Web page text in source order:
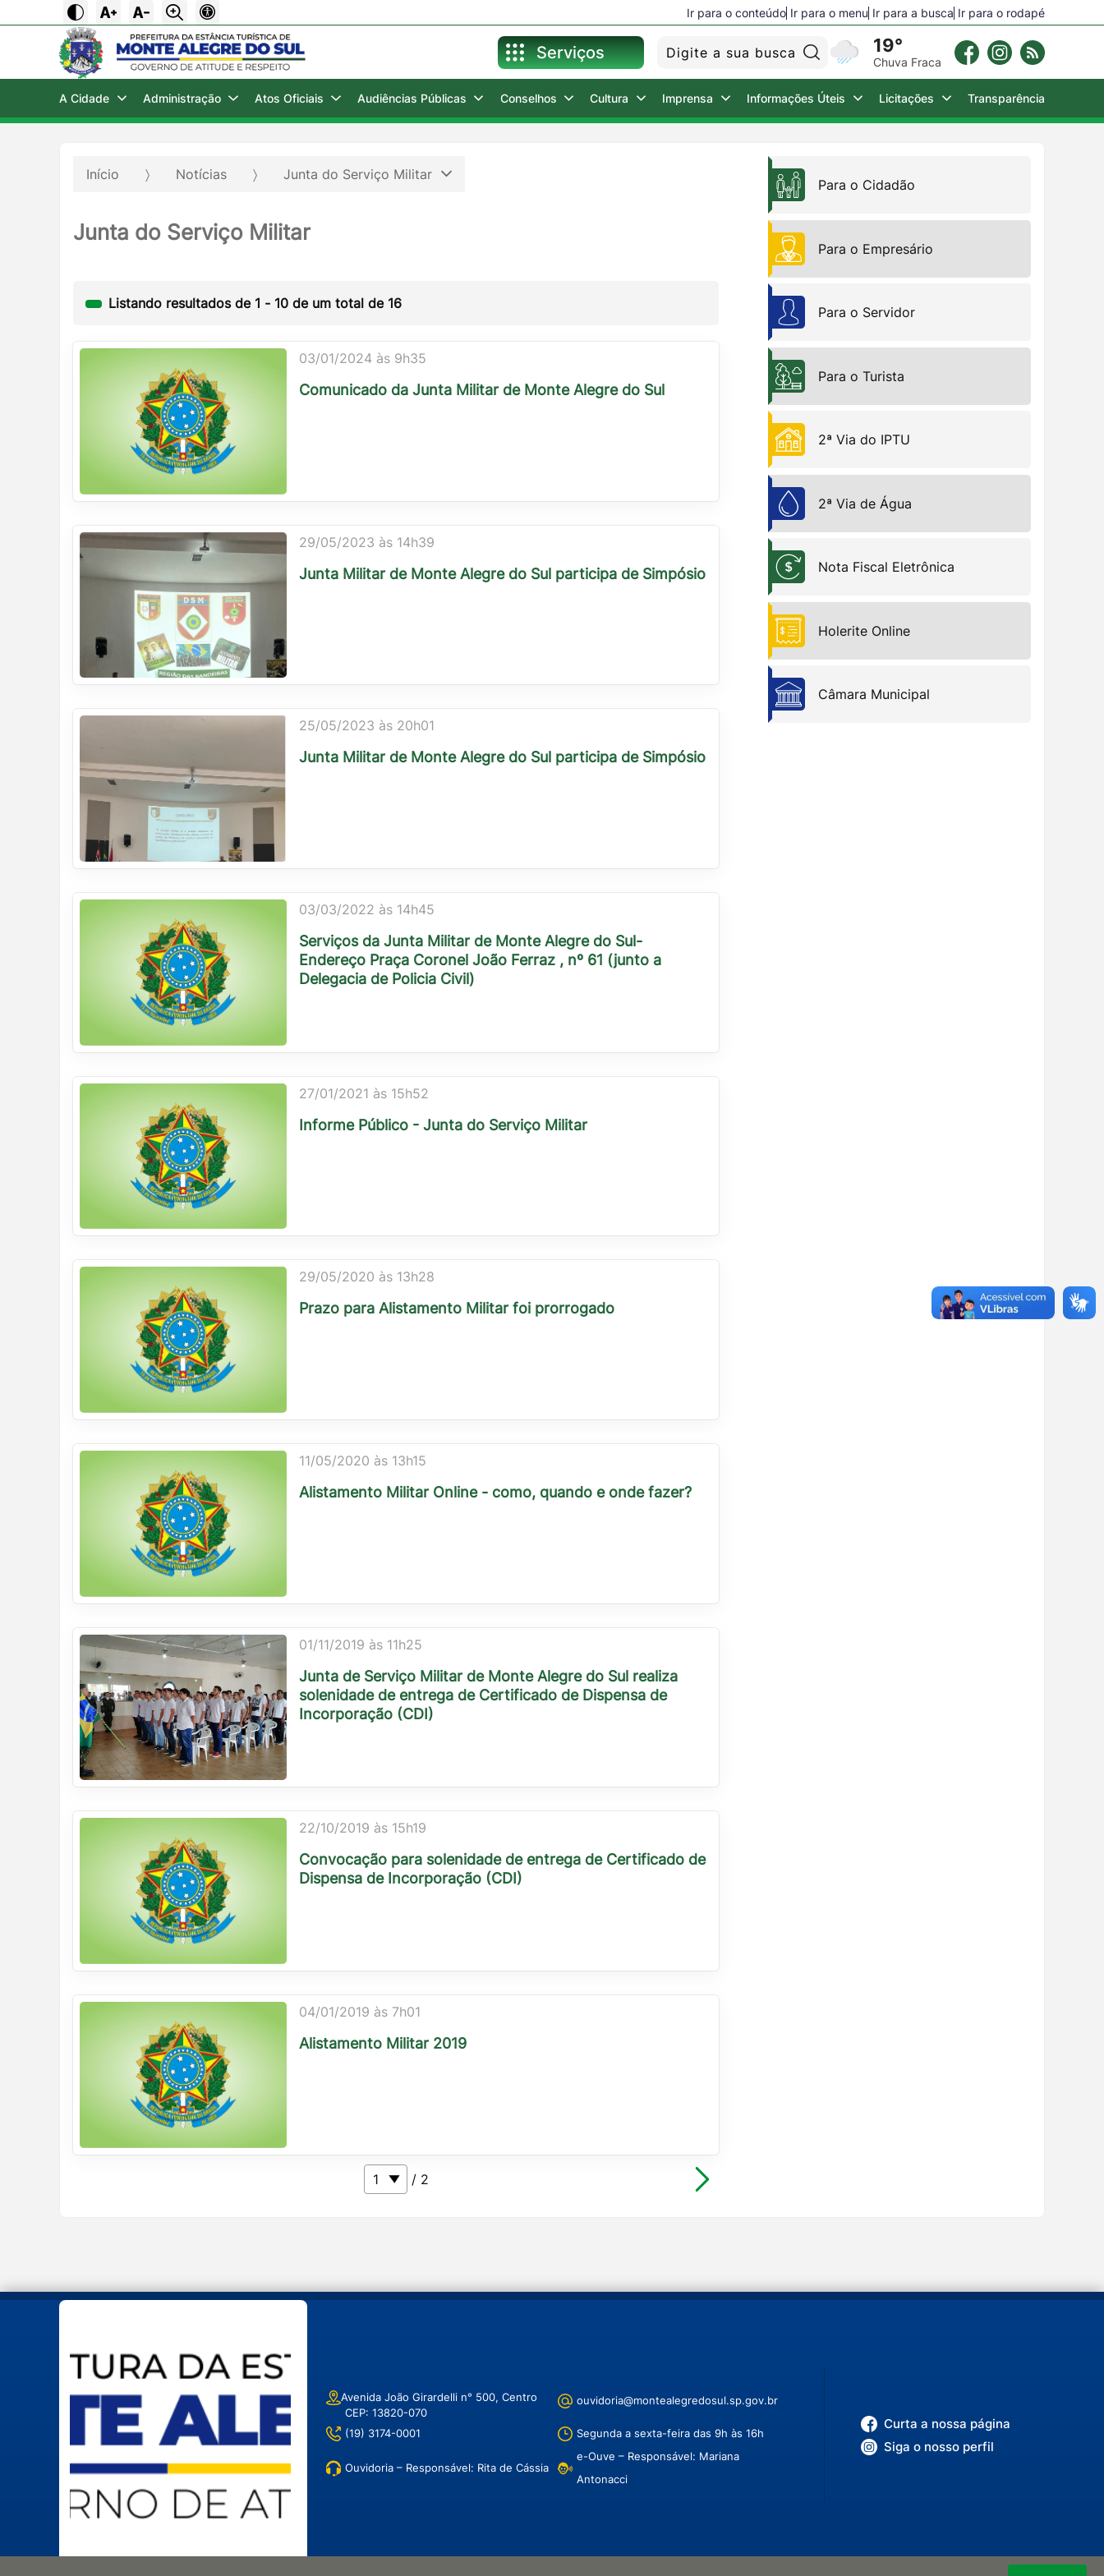
Ir para o conteúdo Ir para o menu Ir para a busca Ir para o rodapé
Serviços
Para o Turista
Câmara Municipal
2ª Via de Água
Bem-Estar Animal
+ Serviços
Pesquisar:19°
Chuva Fraca
A Cidade Administração Atos Oficiais Audiências Públicas Conselhos Cultura Imprensa Informações Úteis Licitações Transparência
Início Notícias Junta do Serviço Militar
Junta do Serviço Militar
Listando resultados de 1 - 10 de um total de 16
03/01/2024 às 9h35
Comunicado da Junta Militar de Monte Alegre do Sul
29/05/2023 às 14h39
Junta Militar de Monte Alegre do Sul participa de Simpósio
25/05/2023 às 20h01
Junta Militar de Monte Alegre do Sul participa de Simpósio
03/03/2022 às 14h45
Serviços da Junta Militar de Monte Alegre do Sul-
Endereço Praça Coronel João Ferraz , nº 61 (junto a
Delegacia de Policia Civil)
27/01/2021 às 15h52
Informe Público - Junta do Serviço Militar
29/05/2020 às 13h28
Prazo para Alistamento Militar foi prorrogado
11/05/2020 às 13h15
Alistamento Militar Online - como, quando e onde fazer?
01/11/2019 às 11h25
Junta de Serviço Militar de Monte Alegre do Sul realiza
solenidade de entrega de Certificado de Dispensa de
Incorporação (CDI)
22/10/2019 às 15h19
Convocação para solenidade de entrega de Certificado de
Dispensa de Incorporação (CDI)
04/01/2019 às 7h01
Alistamento Militar 2019
/ 2
Para o Cidadão
Para o Empresário
Para o Servidor
Para o Turista
2ª Via do IPTU
2ª Via de Água
Nota Fiscal Eletrônica
Holerite Online
Câmara Municipal
Avenida João Girardelli n° 500, Centro
CEP: 13820-070
ouvidoria@montealegredosul.sp.gov.br
(19) 3174-0001 Segunda a sexta-feira das 9h às 16h
Ouvidoria – Responsável: Rita de Cássia
e-Ouve – Responsável: Mariana
Antonacci
Curta a nossa página
Siga o nosso perfil